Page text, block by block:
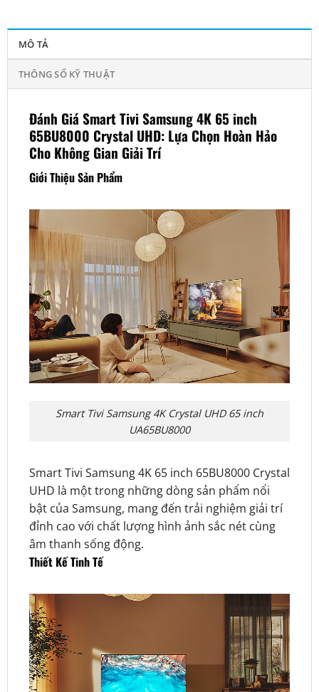
MÔ TẢ
THÔNG SỐ KỸ THUẬT
Đánh Giá Smart Tivi Samsung 4K 65 inch
65BU8000 Crystal UHD: Lựa Chọn Hoàn Hảo
Cho Không Gian Giải Trí
Giới Thiệu Sản Phẩm
Smart Tivi Samsung 4K Crystal UHD 65 inch
UA65BU8000
Smart Tivi Samsung 4K 65 inch 65BU8000 Crystal
UHD là một trong những dòng sản phẩm nổi
bật của Samsung, mang đến trải nghiệm giải trí
đỉnh cao với chất lượng hình ảnh sắc nét cùng
âm thanh sống động.
Thiết Kế Tinh Tế